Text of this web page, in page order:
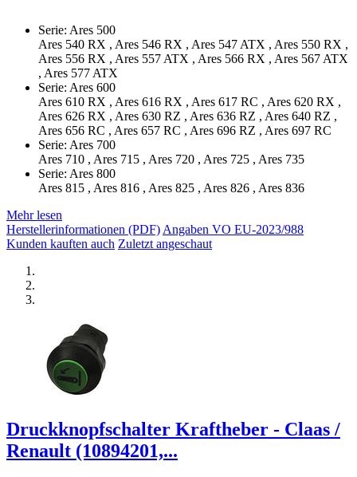
Serie: Ares 500
Ares 540 RX , Ares 546 RX , Ares 547 ATX , Ares 550 RX ,
Ares 556 RX , Ares 557 ATX , Ares 566 RX , Ares 567 ATX
, Ares 577 ATX
Serie: Ares 600
Ares 610 RX , Ares 616 RX , Ares 617 RC , Ares 620 RX ,
Ares 626 RX , Ares 630 RZ , Ares 636 RZ , Ares 640 RZ ,
Ares 656 RC , Ares 657 RC , Ares 696 RZ , Ares 697 RC
Serie: Ares 700
Ares 710 , Ares 715 , Ares 720 , Ares 725 , Ares 735
Serie: Ares 800
Ares 815 , Ares 816 , Ares 825 , Ares 826 , Ares 836
Mehr lesen
Herstellerinformationen (PDF)Angaben VO EU-2023/988
Kunden kauften auch Zuletzt angeschaut
Druckknopfschalter Kraftheber - Claas /
Renault (10894201,...